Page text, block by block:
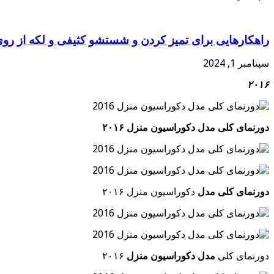
راهکارهایی برای تمیز کردن و شستشو کثیفی و لکه از
سپتامبر 1, 2024
۲۰۱۶
دورنمای کلی مدل دکوراسیون منزل ۲۰۱۶
دورنمای کلی مدل دکوراسیون منزل ۲۰۱۶
دورنمای کلی مدل دکوراسیون منزل